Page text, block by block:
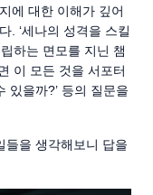
에 대한 이해가 깊어
. ‘세나의 성격을 스킬
하는 면모를 지닌 챔
이 모든 것을 서포터
있을까?’ 등의 질문을
들을 생각해보니 답을